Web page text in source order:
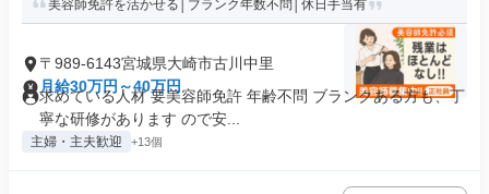
美容師免許を活かせる│ブランク年数不問│休日手当有
〒989-6143宮城県大崎市古川中里
月給30万円～40万円
求めている人材 要美容師免許 年齢不問 ブランクある方も、丁
寧な研修があります ので安...
主婦・主夫歓迎 +13個